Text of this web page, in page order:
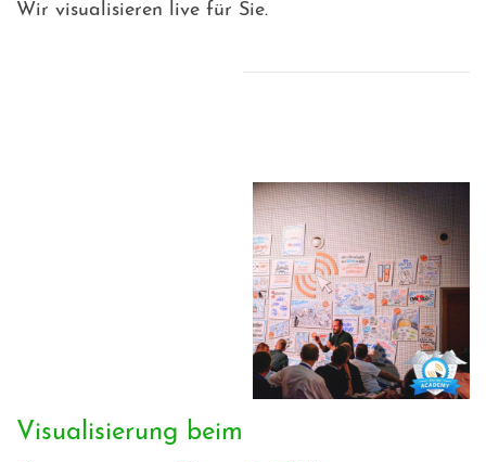
Wir visualisieren live für Sie.
Visualisierung beim